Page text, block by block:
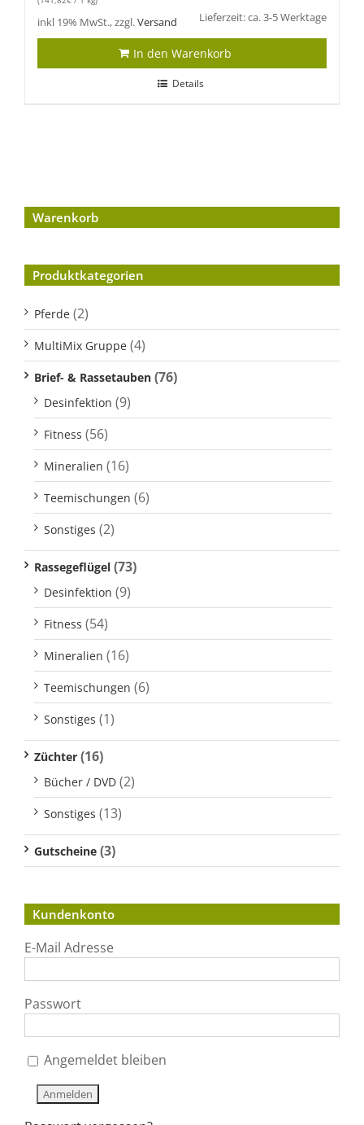
inkl 19% MwSt., zzgl.Versand Lieferzeit: ca. 3-5 Werktage
In den Warenkorb
Details
Warenkorb
Produktkategorien
Pferde (2)
MultiMix Gruppe (4)
Brief- & Rassetauben (76)
Desinfektion (9)
Fitness (56)
Mineralien (16)
Teemischungen (6)
Sonstiges (2)
Rassegeflügel (73)
Desinfektion (9)
Fitness (54)
Mineralien (16)
Teemischungen (6)
Sonstiges (1)
Züchter (16)
Bücher / DVD (2)
Sonstiges (13)
Gutscheine (3)
Kundenkonto
E-Mail Adresse
Passwort
Angemeldet bleiben